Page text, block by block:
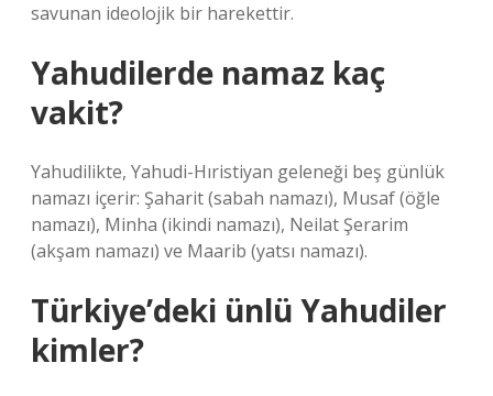
savunan ideolojik bir harekettir.
Yahudilerde namaz kaç
vakit?
Yahudilikte, Yahudi-Hıristiyan geleneği beş günlük
namazı içerir: Şaharit (sabah namazı), Musaf (öğle
namazı), Minha (ikindi namazı), Neilat Şerarim
(akşam namazı) ve Maarib (yatsı namazı).
Türkiye’deki ünlü Yahudiler
kimler?